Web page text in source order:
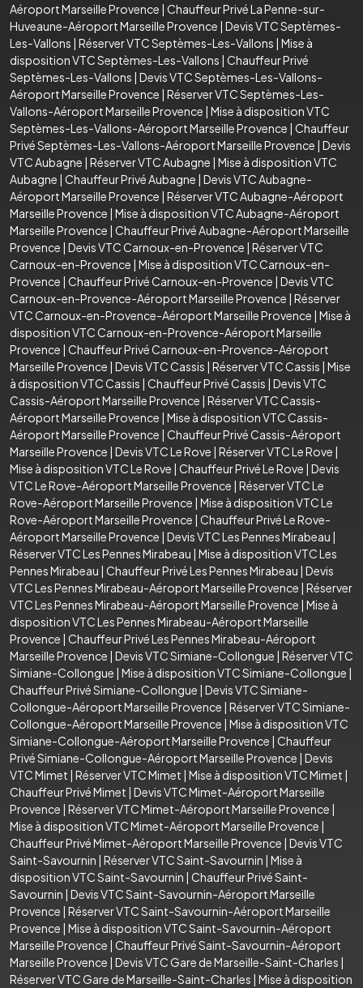
Aéroport Marseille Provence | Chauffeur Privé La Penne-sur-
Huveaune-Aéroport Marseille Provence | Devis VTC Septèmes-
Les-Vallons | Réserver VTC Septèmes-Les-Vallons | Mise à
disposition VTC Septèmes-Les-Vallons | Chauffeur Privé
Septèmes-Les-Vallons | Devis VTC Septèmes-Les-Vallons-
Aéroport Marseille Provence | Réserver VTC Septèmes-Les-
Vallons-Aéroport Marseille Provence | Mise à disposition VTC
Septèmes-Les-Vallons-Aéroport Marseille Provence | Chauffeur
Privé Septèmes-Les-Vallons-Aéroport Marseille Provence | Devis
VTC Aubagne | Réserver VTC Aubagne | Mise à disposition VTC
Aubagne | Chauffeur Privé Aubagne | Devis VTC Aubagne-
Aéroport Marseille Provence | Réserver VTC Aubagne-Aéroport
Marseille Provence | Mise à disposition VTC Aubagne-Aéroport
Marseille Provence | Chauffeur Privé Aubagne-Aéroport Marseille
Provence | Devis VTC Carnoux-en-Provence | Réserver VTC
Carnoux-en-Provence | Mise à disposition VTC Carnoux-en-
Provence | Chauffeur Privé Carnoux-en-Provence | Devis VTC
Carnoux-en-Provence-Aéroport Marseille Provence | Réserver
VTC Carnoux-en-Provence-Aéroport Marseille Provence | Mise à
disposition VTC Carnoux-en-Provence-Aéroport Marseille
Provence | Chauffeur Privé Carnoux-en-Provence-Aéroport
Marseille Provence | Devis VTC Cassis | Réserver VTC Cassis | Mise
à disposition VTC Cassis | Chauffeur Privé Cassis | Devis VTC
Cassis-Aéroport Marseille Provence | Réserver VTC Cassis-
Aéroport Marseille Provence | Mise à disposition VTC Cassis-
Aéroport Marseille Provence | Chauffeur Privé Cassis-Aéroport
Marseille Provence | Devis VTC Le Rove | Réserver VTC Le Rove |
Mise à disposition VTC Le Rove | Chauffeur Privé Le Rove | Devis
VTC Le Rove-Aéroport Marseille Provence | Réserver VTC Le
Rove-Aéroport Marseille Provence | Mise à disposition VTC Le
Rove-Aéroport Marseille Provence | Chauffeur Privé Le Rove-
Aéroport Marseille Provence | Devis VTC Les Pennes Mirabeau |
Réserver VTC Les Pennes Mirabeau | Mise à disposition VTC Les
Pennes Mirabeau | Chauffeur Privé Les Pennes Mirabeau | Devis
VTC Les Pennes Mirabeau-Aéroport Marseille Provence | Réserver
VTC Les Pennes Mirabeau-Aéroport Marseille Provence | Mise à
disposition VTC Les Pennes Mirabeau-Aéroport Marseille
Provence | Chauffeur Privé Les Pennes Mirabeau-Aéroport
Marseille Provence | Devis VTC Simiane-Collongue | Réserver VTC
Simiane-Collongue | Mise à disposition VTC Simiane-Collongue |
Chauffeur Privé Simiane-Collongue | Devis VTC Simiane-
Collongue-Aéroport Marseille Provence | Réserver VTC Simiane-
Collongue-Aéroport Marseille Provence | Mise à disposition VTC
Simiane-Collongue-Aéroport Marseille Provence | Chauffeur
Privé Simiane-Collongue-Aéroport Marseille Provence | Devis
VTC Mimet | Réserver VTC Mimet | Mise à disposition VTC Mimet |
Chauffeur Privé Mimet | Devis VTC Mimet-Aéroport Marseille
Provence | Réserver VTC Mimet-Aéroport Marseille Provence |
Mise à disposition VTC Mimet-Aéroport Marseille Provence |
Chauffeur Privé Mimet-Aéroport Marseille Provence | Devis VTC
Saint-Savournin | Réserver VTC Saint-Savournin | Mise à
disposition VTC Saint-Savournin | Chauffeur Privé Saint-
Savournin | Devis VTC Saint-Savournin-Aéroport Marseille
Provence | Réserver VTC Saint-Savournin-Aéroport Marseille
Provence | Mise à disposition VTC Saint-Savournin-Aéroport
Marseille Provence | Chauffeur Privé Saint-Savournin-Aéroport
Marseille Provence | Devis VTC Gare de Marseille-Saint-Charles |
Réserver VTC Gare de Marseille-Saint-Charles | Mise à disposition